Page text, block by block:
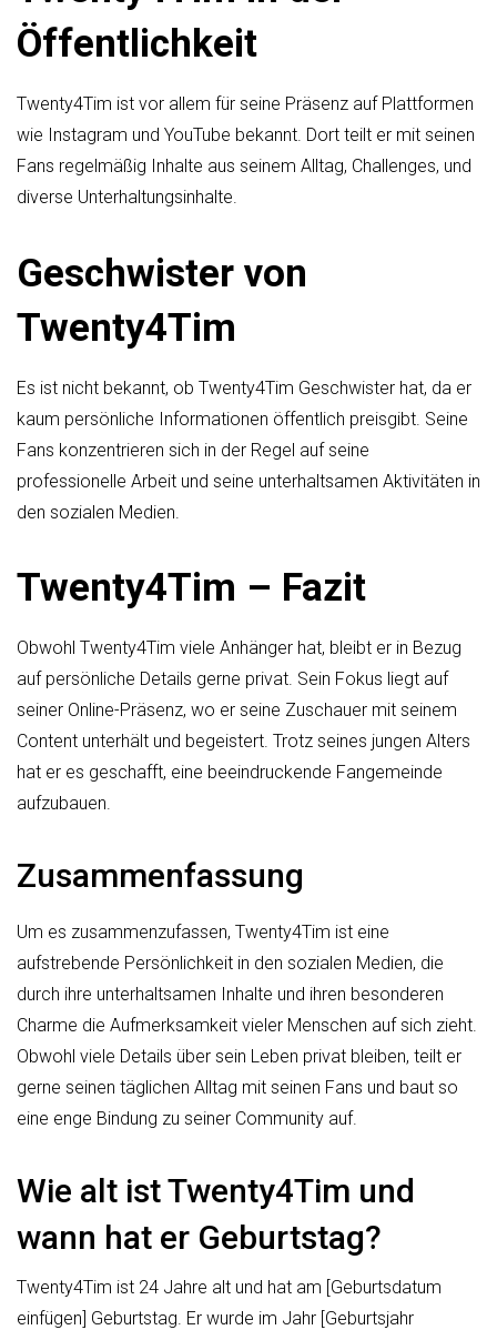
Öffentlichkeit
Twenty4Tim ist vor allem für seine Präsenz auf Plattformen
wie Instagram und YouTube bekannt. Dort teilt er mit seinen
Fans regelmäßig Inhalte aus seinem Alltag, Challenges, und
diverse Unterhaltungsinhalte.
Geschwister von
Twenty4Tim
Es ist nicht bekannt, ob Twenty4Tim Geschwister hat, da er
kaum persönliche Informationen öffentlich preisgibt. Seine
Fans konzentrieren sich in der Regel auf seine
professionelle Arbeit und seine unterhaltsamen Aktivitäten in
den sozialen Medien.
Twenty4Tim – Fazit
Obwohl Twenty4Tim viele Anhänger hat, bleibt er in Bezug
auf persönliche Details gerne privat. Sein Fokus liegt auf
seiner Online-Präsenz, wo er seine Zuschauer mit seinem
Content unterhält und begeistert. Trotz seines jungen Alters
hat er es geschafft, eine beeindruckende Fangemeinde
aufzubauen.
Zusammenfassung
Um es zusammenzufassen, Twenty4Tim ist eine
aufstrebende Persönlichkeit in den sozialen Medien, die
durch ihre unterhaltsamen Inhalte und ihren besonderen
Charme die Aufmerksamkeit vieler Menschen auf sich zieht.
Obwohl viele Details über sein Leben privat bleiben, teilt er
gerne seinen täglichen Alltag mit seinen Fans und baut so
eine enge Bindung zu seiner Community auf.
Wie alt ist Twenty4Tim und
wann hat er Geburtstag?
Twenty4Tim ist 24 Jahre alt und hat am [Geburtsdatum
einfügen] Geburtstag. Er wurde im Jahr [Geburtsjahr